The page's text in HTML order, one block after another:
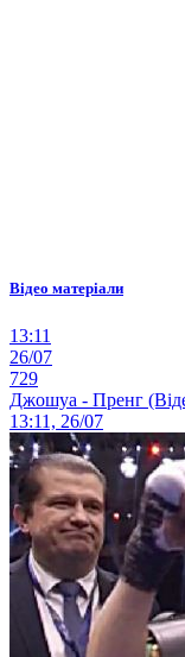
Відео матеріали
13:11
26/07
729
Джошуа - Пренг
13:11, 26/07